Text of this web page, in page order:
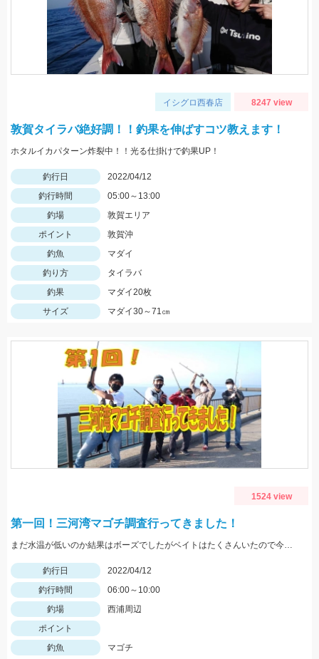
イシグロ西春店 8247 view
敦賀タイラバ絶好調！！釣果を伸ばすコツ教えます！
ホタルイカパターン炸裂中！！光る仕掛けで釣果UP！
釣行日
2022/04/12
釣行時間
05:00～13:00
釣場
敦賀エリア
ポイント
敦賀沖
釣魚
マダイ
釣り方
タイラバ
釣果
マダイ20枚
サイズ
マダイ30～71㎝
1524 view
第一回！三河湾マゴチ調査行ってきました！
まだ水温が低いのか結果はボーズでしたがベイトはたくさんいたので今後に期待！
釣行日
2022/04/12
釣行時間
06:00～10:00
釣場
西浦周辺
ポイント
釣魚
マゴチ